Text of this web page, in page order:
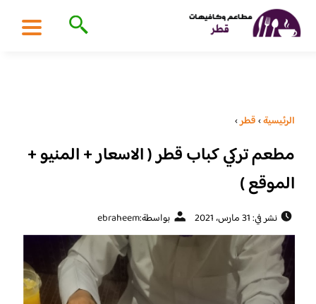
الرئيسية›قطر›
مطعم تركي كباب قطر ( الاسعار + المنيو +
الموقع )
نشر في: 31 مارس، 2021 بواسطة:ebraheem